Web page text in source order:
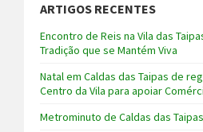
ARTIGOS RECENTES
Encontro de Reis na Vila das
Tradição que se Mantém Viva
Natal em Caldas das Taipas de
Centro da Vila para apoiar
Metrominuto de Caldas das Taipas